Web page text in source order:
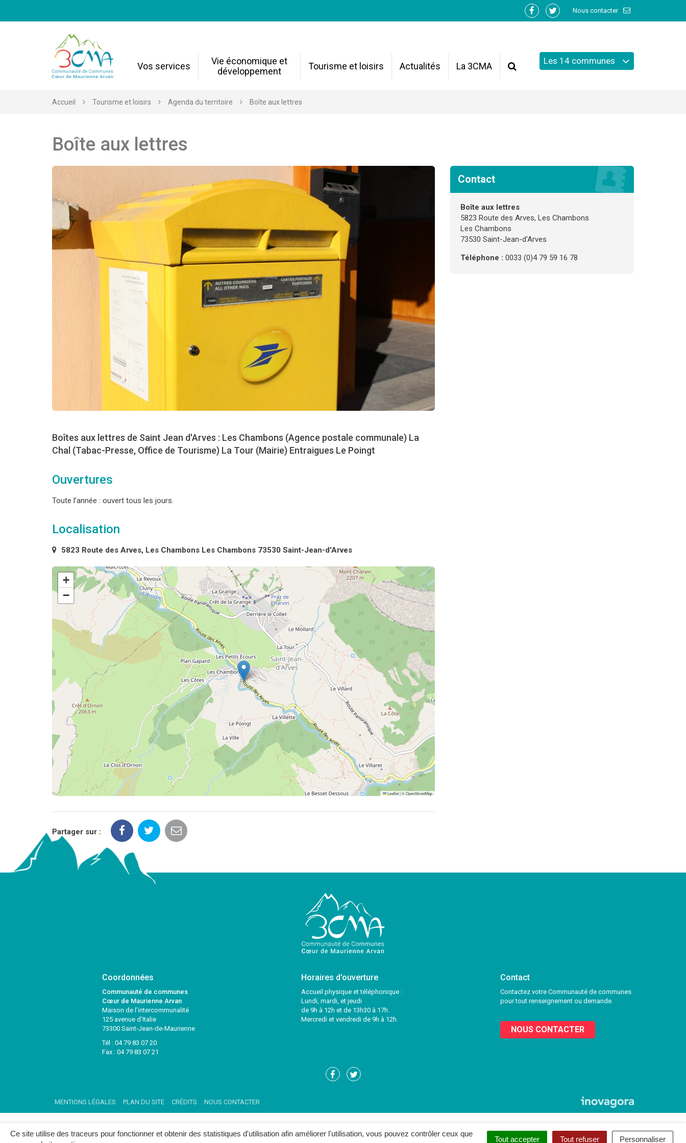
Ce site utilise des traceurs pour fonctionner et obtenir des statistiques d'utilisation afin améliorer l'utilisation, vous pouvez contrôler ceux que
Tout accepter Tout refuser Personnaliser
Nous contacter
Lien
Facebook
Lien
Twitter
Vos services
Vie économique et
développement
Tourisme et loisirs Actualités La 3CMA Recherche
Les 14 communes
Accueil Tourisme et loisirs Agenda du territoire Boîte aux lettres
Boîte aux lettres
Boîtes aux lettres de Saint Jean d'Arves : Les Chambons (Agence postale communale) La
Chal (Tabac-Presse, Office de Tourisme) La Tour (Mairie) Entraigues Le Poingt
Ouvertures
Toute l’année : ouvert tous les jours.
Localisation
5823 Route des Arves, Les Chambons Les Chambons 73530 Saint-Jean-d'Arves
+
−
Leaflet|©OpenStreetMap
Contact
Boîte aux lettres
5823 Route des Arves, Les Chambons
Les Chambons
73530 Saint-Jean-d'Arves
Téléphone : 0033 (0)4 79 59 16 78
Partager sur :
Coordonnées
Communauté de communes
Cœur de Maurienne Arvan
Maison de l’intercommunalité
125 avenue d’Italie
73300 Saint-Jean-de-Maurienne
Tél : 04 79 83 07 20
Fax : 04 79 83 07 21
Horaires d'ouverture
Accueil physique et téléphonique :
Lundi, mardi, et jeudi
de 9h à 12h et de 13h30 à 17h.
Mercredi et vendredi de 9h à 12h.
Contact
Contactez votre Communauté de communes
pour tout renseignement ou demande.
NOUS CONTACTER
Lien
Facebook
Lien
Twitter
MENTIONS LÉGALES PLAN DU SITE CRÉDITS NOUS CONTACTER